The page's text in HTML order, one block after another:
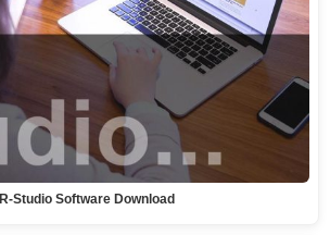
R-Studio Software Download